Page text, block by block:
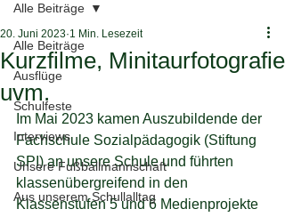
Alle Beiträge
Ausflüge
Schulfeste
Interviews
Unsere Fußballmannschaft
Aus unserem Schullalltag
Alle Beiträge
Kurzfilme, Minitaurfotografie
uvm.
20. Juni 2023 1 Min. Lesezeit
Im Mai 2023 kamen Auszubildende der
Fachschule Sozialpädagogik (Stiftung
SPI) an unsere Schule und führten
klassenübergreifend in den
Klassenstufen 5 und 6 Medienprojekte